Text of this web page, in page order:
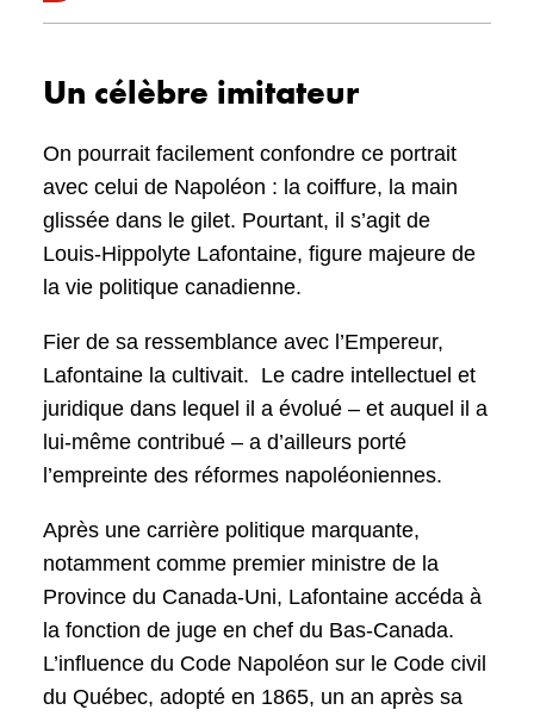
Du temps que j’étais empereur
(Marie-Ange Breton) (de Montréal)
Du temps que j’étais empereur,
Du temps que je gouvernais la France
Puissiez-vous garder ma couronne
À l’ombre d’un soldat d’honneur
Je ne suis plus votre empereur
Mais [Joséphine] me l’avait prédit, que ces
malheureuses coquettes [conquêtes?]
Le soir je serai malheureux car j’étais trop
audacieux
Un célèbre imitateur
On pourrait facilement confondre ce portrait
avec celui de Napoléon : la coiffure, la main
glissée dans le gilet. Pourtant, il s’agit de
Louis-Hippolyte Lafontaine, figure majeure de
la vie politique canadienne.
Fier de sa ressemblance avec l’Empereur,
Lafontaine la cultivait. Le cadre intellectuel et
juridique dans lequel il a évolué – et auquel il a
lui-même contribué – a d’ailleurs porté
l’empreinte des réformes napoléoniennes.
Après une carrière politique marquante,
notamment comme premier ministre de la
Province du Canada-Uni, Lafontaine accéda à
la fonction de juge en chef du Bas-Canada.
L’influence du Code Napoléon sur le Code civil
du Québec, adopté en 1865, un an après sa